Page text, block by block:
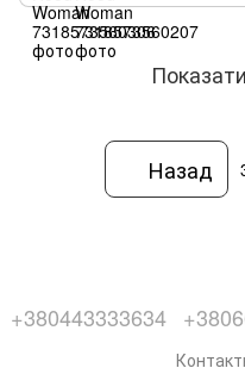
Назад
+380443333634